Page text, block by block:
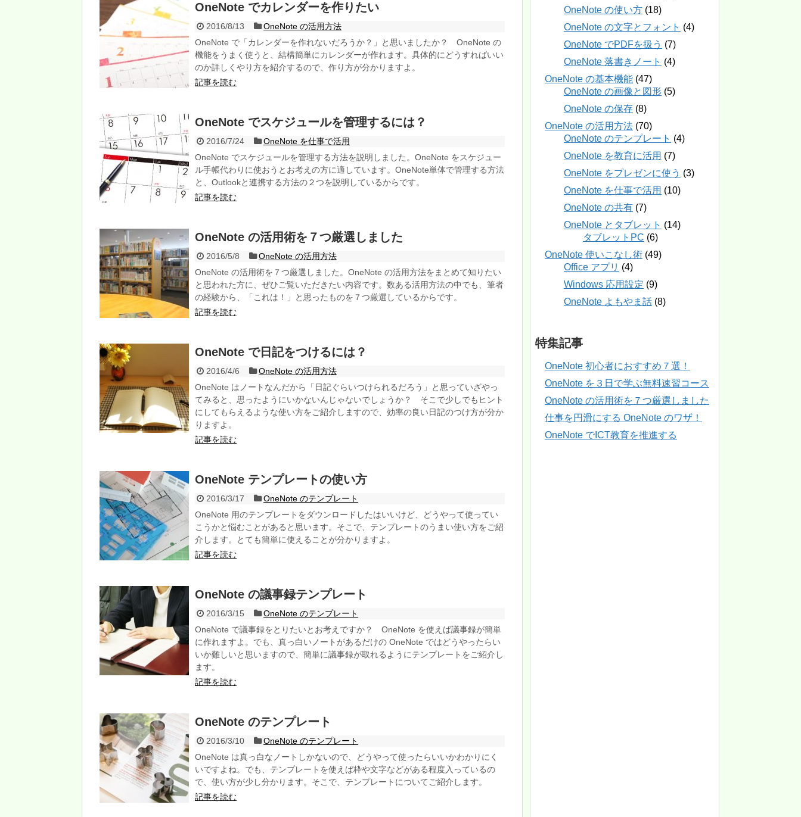
OneNote でカレンダーを作りたい
2016/8/13
OneNote の活用方法
OneNote で「カレンダーを作れないだろうか？」と思いましたか？ OneNote の
機能をうまく使うと、結構簡単にカレンダーが作れます。具体的にどうすればいい
のか詳しくやり方を紹介するので、作り方が分かりますよ。
記事を読む
OneNote でスケジュールを管理するには？
2016/7/24
OneNote を仕事で活用
OneNote でスケジュールを管理する方法を説明しました。OneNote をスケジュー
ル手帳代わりに使おうとお考えの方に適しています。OneNote単体で管理する方法
と、Outlookと連携する方法の２つを説明しているからです。
記事を読む
OneNote の活用術を７つ厳選しました
2016/5/8
OneNote の活用方法
OneNote の活用術を７つ厳選しました。OneNote の活用方法をまとめて知りたい
と思われた方に、ぜひご覧いただきたい内容です。数ある活用方法の中でも、筆者
の経験から、「これは！」と思ったものを７つ厳選しているからです。
記事を読む
OneNote で日記をつけるには？
2016/4/6
OneNote の活用方法
OneNote はノートなんだから「日記ぐらいつけられるだろう」と思っていざやっ
てみると、思ったようにいかないんじゃないでしょうか？ そこで少しでもヒント
にしてもらえるような使い方をご紹介しますので、効率の良い日記のつけ方が分か
りますよ。
記事を読む
OneNote テンプレートの使い方
2016/3/17
OneNote のテンプレート
OneNote 用のテンプレートをダウンロードしたはいいけど、どうやって使ってい
こうかと悩むことがあると思います。そこで、テンプレートのうまい使い方をご紹
介します。とても簡単に使えることが分かりますよ。
記事を読む
OneNote の議事録テンプレート
2016/3/15
OneNote のテンプレート
OneNote で議事録をとりたいとお考えですか？ OneNote を使えば議事録が簡単
に作れますよ。でも、真っ白いノートがあるだけの OneNote ではどうやったらい
いか難しいと思いますので、簡単に議事録が取れるようにテンプレートをご紹介し
ます。
記事を読む
OneNote のテンプレート
2016/3/10
OneNote のテンプレート
OneNote は真っ白なノートしかないので、どうやって使ったらいいかわかりにく
いですよね。でも、テンプレートを使えば枠や文字などがある程度入っているの
で、使い方が少し分かります。そこで、テンプレートについてご紹介します。
記事を読む
OneNote の使い方 (18)
OneNote の文字とフォント (4)
OneNote でPDFを扱う (7)
OneNote 落書きノート (4)
OneNote の基本機能 (47)
OneNote の画像と図形 (5)
OneNote の保存 (8)
OneNote の活用方法 (70)
OneNote のテンプレート (4)
OneNote を教育に活用 (7)
OneNote をプレゼンに使う (3)
OneNote を仕事で活用 (10)
OneNote の共有 (7)
OneNote とタブレット (14)
タブレットPC (6)
OneNote 使いこなし術 (49)
Office アプリ (4)
Windows 応用設定 (9)
OneNote よもやま話 (8)
特集記事
OneNote 初心者におすすめ７選！
OneNote を３日で学ぶ無料速習コース
OneNote の活用術を７つ厳選しました
仕事を円滑にする OneNote のワザ！
OneNote でICT教育を推進する